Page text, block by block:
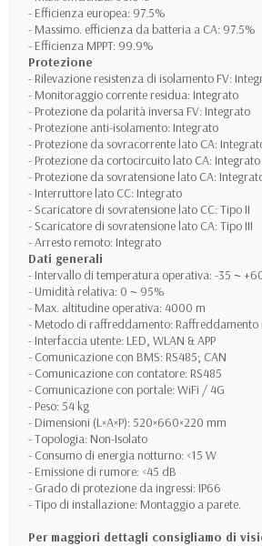
- Efficienza europea: 97.5%
- Massimo. efficienza da batteria a CA: 97.5%
- Efficienza MPPT: 99.9%
Protezione
- Rilevazione resistenza di isolamento FV:
- Monitoraggio corrente residua: Integrato
- Protezione da polarità inversa FV: Integrato
- Protezione anti-isolamento: Integrato
- Protezione da sovracorrente lato CA:
- Protezione da cortocircuito lato CA: Integrato
- Protezione da sovratensione lato CA:
- Interruttore lato CC: Integrato
- Scaricatore di sovratensione lato CC: Tipo II
- Scaricatore di sovratensione lato CA: Tipo III
- Arresto remoto: Integrato
Dati generali
- Intervallo di temperatura operativa: -35 ~
- Umidità relativa: 0 ~ 95%
- Max. altitudine operativa: 4000 m
- Metodo di raffreddamento: Raffreddamento
- Interfaccia utente: LED, WLAN & APP
- Comunicazione con BMS: RS485; CAN
- Comunicazione con contatore: RS485
- Comunicazione con portale: WiFi / 4G
- Peso: 54 kg
- Dimensioni (L×A×P): 520×660×220 mm
- Topologia: Non-Isolato
- Consumo di energia notturno: <15 W
- Emissione di rumore: <45 dB
- Grado di protezione da ingressi: IP66
- Tipo di installazione: Montaggio a parete.
Per maggiori dettagli consigliamo di